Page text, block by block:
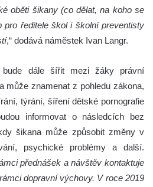
oběti šikany (co dělat, na koho se
pro ředitele škol i školní preventisty
,“ dodává náměstek Ivan Langr.
bude dále šířit mezi žáky právní
může znamenat z pohledu zákona,
týrání, šíření dětské pornografie
informovat o následcích bez
šikana může způsobit změny v
psychické problémy a další.
přednášek a návštěv kontaktuje
dopravní výchovy. V roce 2019